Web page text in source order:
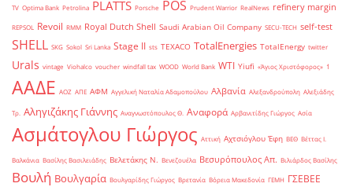
TV Optima Bank Petrolina PLATTS Porsche POS Prudent Warrior RealNews refinery margin
REPSOL Revoil RMM Royal Dutch Shell Saudi Arabian Oil Company SECU-TECH self-test
SHELL SKG Sokol Sri Lanka Stage II sts TEXACO TotalEnergies TotalEnergy twitter
Urals vintage Viohalco voucher windfall tax WOOD World Bank WTI Yiufi «Άγιος Χριστόφορος» ΄1
ΑΑΔΕ ΑΟΖ ΑΠΕ ΑΦΜ Αγγελική Ναταλία Αδαμοπούλου Αλβανία Αλεξανδρούπολη Αλεξιάδης
Τρ. Αληγιζάκης Γιάννης Αναγνωστόπουλος Θ. Αναφορά Αρβανιτίδης Γιώργος Ασία
Ασμάτογλου Γιώργος Αττική Αχτσιόγλου Έφη ΒΕΘ Βέττας Ι.
Βαλκάνια Βασίλης Βασιλειάδης Βελετάκης Ν. Βενεζουέλα Βεσυρόπουλος Απ. Βιλιάρδος Βασίλης
Βουλή Βουλγαρία Βουλγαρίδης Γιώργος Βρετανία Βόρεια Μακεδονία ΓΕΜΗ ΓΣΕΒΕΕ